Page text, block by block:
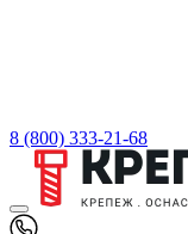
8 (800) 333-21-68